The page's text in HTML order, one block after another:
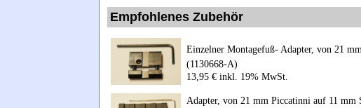
Empfohlenes Zubehör
Einzelner Montagefuß- Adapter, von 21
(1130668-A)
13,95 € inkl. 19% MwSt.
Adapter, von 21 mm Piccatinni auf 11 mm